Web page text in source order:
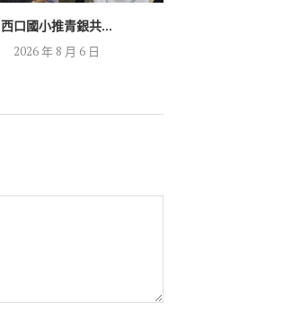
西口國小推青銀共...
2026 年 8 月 6 日